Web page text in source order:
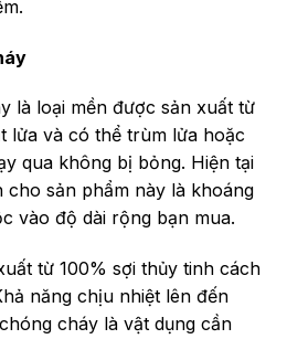
là loại mền được sản xuất từ
lửa và có thể trùm lửa hoặc
qua không bị bỏng. Hiện tại
sản phẩm này là khoáng
vào độ dài rộng bạn mua.
từ 100% sợi thủy tinh cách
năng chịu nhiệt lên đến
cháy là vật dụng cần